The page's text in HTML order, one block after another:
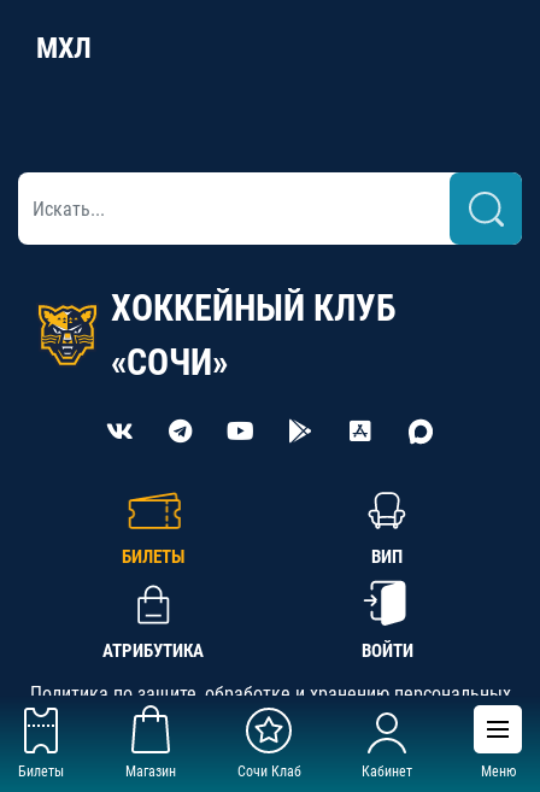
Билеты Магазин Сочи Клаб Кабинет Меню
МХЛ
ХОККЕЙНЫЙ КЛУБ
«СОЧИ»
БИЛЕТЫ ВИП
АТРИБУТИКА ВОЙТИ
Политика по защите, обработке и хранению персональных
данных
АНО «СК «Кубань-Регион», ОГРН 1142300002349,